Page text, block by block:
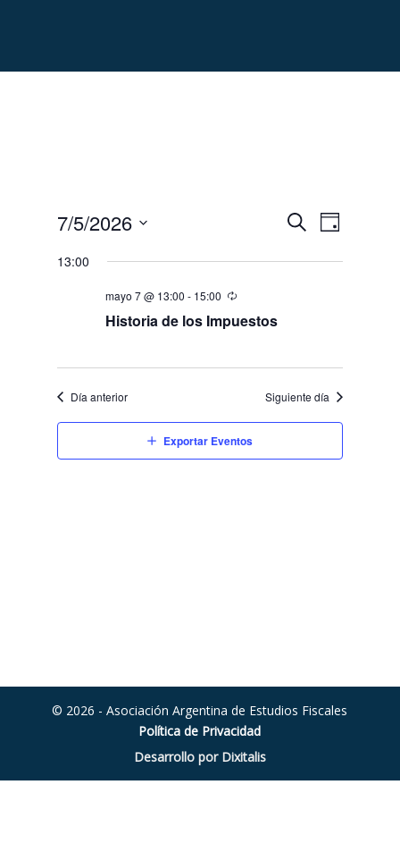
Navegación
de
búsqueda
de
de
Día
7/5/2026
fecha.
13:00
mayo 7 @ 13:00 - 15:00
Historia de los Impuestos
Día anterior Siguiente día
Exportar Eventos
© 2026 - Asociación Argentina de Estudios Fiscales
Política de Privacidad
Desarrollo por Dixitalis